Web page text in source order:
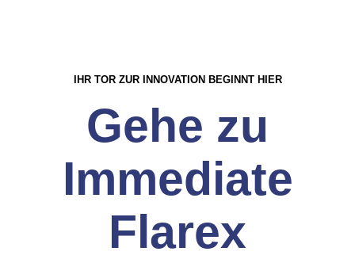
IHR TOR ZUR INNOVATION BEGINNT HIER
Gehe zu
Immediate
Flarex